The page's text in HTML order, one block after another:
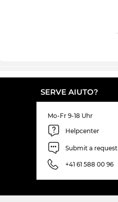
SERVE AIUTO?
Mo-Fr 9-18 Uhr
Helpcenter
Submit a request
+41 61 588 00 96